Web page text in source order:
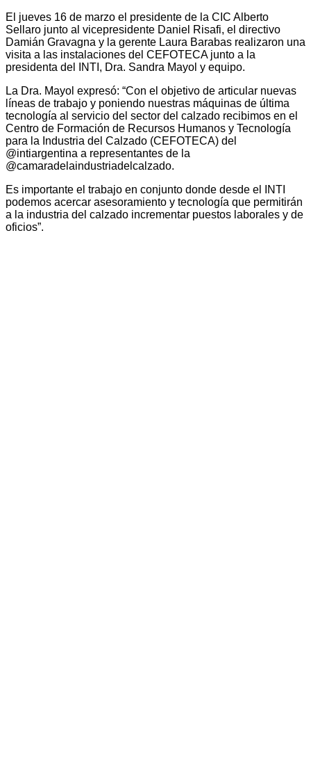
El jueves 16 de marzo el presidente de la CIC Alberto
Sellaro junto al vicepresidente Daniel Risafi, el directivo
Damián Gravagna y la gerente Laura Barabas realizaron una
visita a las instalaciones del CEFOTECA junto a la
presidenta del INTI, Dra. Sandra Mayol y equipo.
La Dra. Mayol expresó: “Con el objetivo de articular nuevas
líneas de trabajo y poniendo nuestras máquinas de última
tecnología al servicio del sector del calzado recibimos en el
Centro de Formación de Recursos Humanos y Tecnología
para la Industria del Calzado (CEFOTECA) del
@intiargentina a representantes de la
@camaradelaindustriadelcalzado.
Es importante el trabajo en conjunto donde desde el INTI
podemos acercar asesoramiento y tecnología que permitirán
a la industria del calzado incrementar puestos laborales y de
oficios”.